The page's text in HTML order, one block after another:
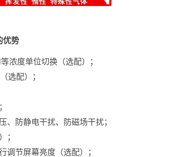
优势
浓度单位切换（选配）；
选配）；
、防静电干扰、防磁场干扰；
；
调节屏幕亮度（选配）；